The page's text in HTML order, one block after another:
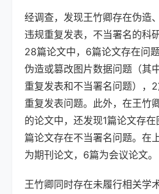
经调查，发现王竹卿存在伪造
违规重复发表，不当署名的科
28篇论文中，6篇论文存在问
伪造或篡改图片数据问题（其
重复发表和不当署名问题），
重复发表问题。此外，在王竹
的论文中，还发现1篇论文存
篇论文存在不当署名问题。在
为期刊论文，6篇为会议论文。
王竹卿同时存在未履行相关学